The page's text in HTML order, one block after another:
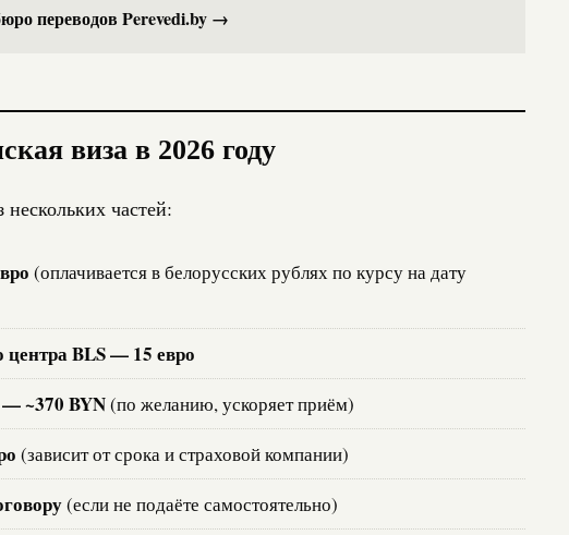
переводов Perevedi.by →
виза в 2026 году
частей:
(оплачивается в белорусских рублях по курсу на дату
центра BLS — 15 евро
~370 BYN(по желанию, ускоряет приём)
(зависит от срока и страховой компании)
(если не подаёте самостоятельно)